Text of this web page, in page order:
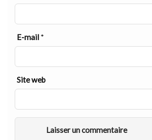
E-mail *
Site web